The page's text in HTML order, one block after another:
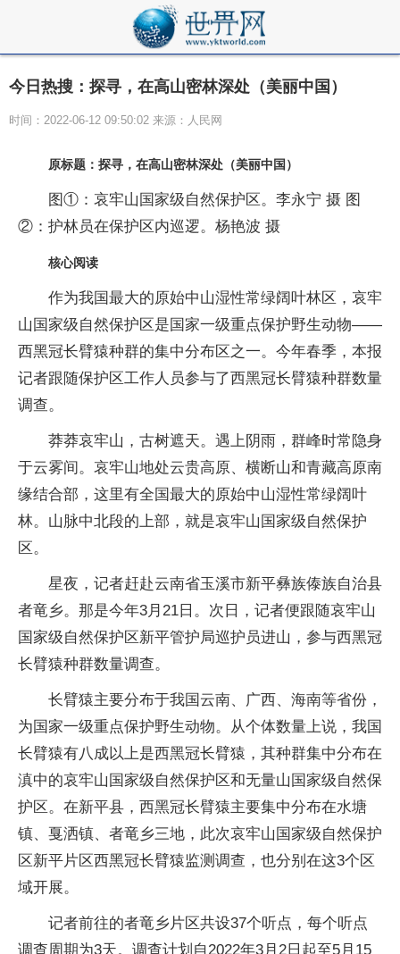
今日热搜：探寻，在高山密林深处（美丽中国）
时间：2022-06-12 09:50:02 来源：人民网
原标题：探寻，在高山密林深处（美丽中国）
图①：哀牢山国家级自然保护区。李永宁 摄 图
②：护林员在保护区内巡逻。杨艳波 摄
核心阅读
作为我国最大的原始中山湿性常绿阔叶林区，哀牢
山国家级自然保护区是国家一级重点保护野生动物——
西黑冠长臂猿种群的集中分布区之一。今年春季，本报
记者跟随保护区工作人员参与了西黑冠长臂猿种群数量
调查。
莽莽哀牢山，古树遮天。遇上阴雨，群峰时常隐身
于云雾间。哀牢山地处云贵高原、横断山和青藏高原南
缘结合部，这里有全国最大的原始中山湿性常绿阔叶
林。山脉中北段的上部，就是哀牢山国家级自然保护
区。
星夜，记者赶赴云南省玉溪市新平彝族傣族自治县
者竜乡。那是今年3月21日。次日，记者便跟随哀牢山
国家级自然保护区新平管护局巡护员进山，参与西黑冠
长臂猿种群数量调查。
长臂猿主要分布于我国云南、广西、海南等省份，
为国家一级重点保护野生动物。从个体数量上说，我国
长臂猿有八成以上是西黑冠长臂猿，其种群集中分布在
滇中的哀牢山国家级自然保护区和无量山国家级自然保
护区。在新平县，西黑冠长臂猿主要集中分布在水塘
镇、戛洒镇、者竜乡三地，此次哀牢山国家级自然保护
区新平片区西黑冠长臂猿监测调查，也分别在这3个区
域开展。
记者前往的者竜乡片区共设37个听点，每个听点
调查周期为3天。调查计划自2022年3月2日起至5月15